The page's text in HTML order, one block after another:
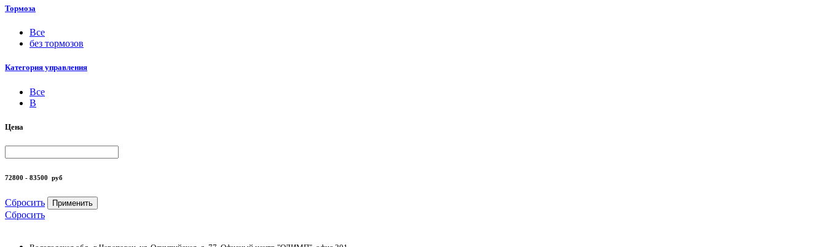
Тормоза
Все
без тормозов
Категория управления
Все
B
Цена
72800 - 83500 руб
Сбросить Применить
Сбросить